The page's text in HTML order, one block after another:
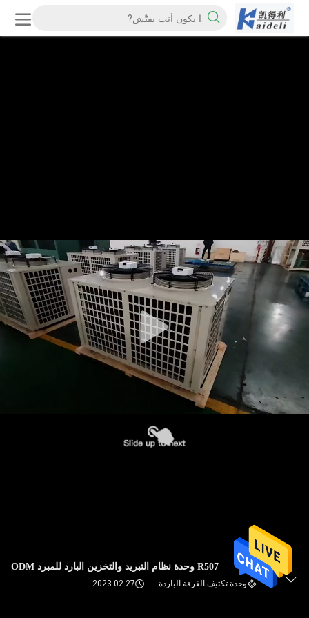
R507 وحدة نظام التبريد والتخزين البارد للمبرد ODM
وحدة تكثيف الغرفة الباردة 2023-02-27